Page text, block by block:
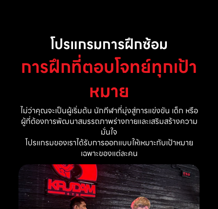
โปรแกรมการฝึกซ้อม
การฝึกที่ตอบโจทย์ทุกเป้า
หมาย
ไม่ว่าคุณจะเป็นผู้เริ่มต้น นักกีฬาที่มุ่งสู่การแข่งขัน เด็ก หรือ
ผู้ที่ต้องการพัฒนาสมรรถภาพร่างกายและเสริมสร้างความ
มั่นใจ
โปรแกรมของเราได้รับการออกแบบให้เหมาะกับเป้าหมาย
เฉพาะของแต่ละคน